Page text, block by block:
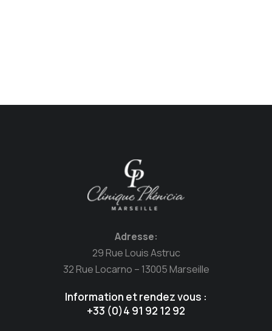
Adresse:
29 Rue Louis Astruc
32 Rue Locarno – 13005 Marseille
Information et rendez vous :
+33 (0)4 91 92 12 92